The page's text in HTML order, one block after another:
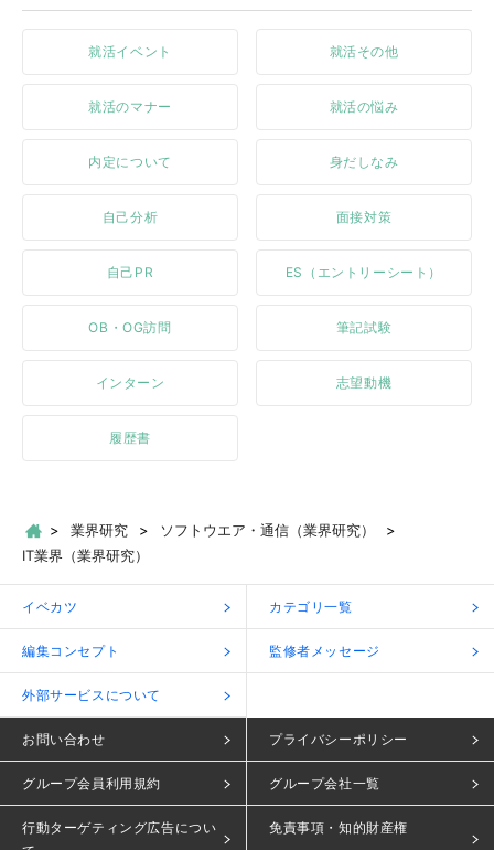
就活イベント 就活その他
就活のマナー 就活の悩み
内定について 身だしなみ
自己分析 面接対策
自己PR ES（エントリーシート）
OB・OG訪問 筆記試験
インターン 志望動機
履歴書
業界研究
ソフトウエア・通信（業界研究）
IT業界（業界研究）
イベカツ カテゴリ一覧
編集コンセプト 監修者メッセージ
外部サービスについて
お問い合わせ プライバシーポリシー
グループ会員利用規約 グループ会社一覧
行動ターゲティング広告につい
免責事項・知的財産権